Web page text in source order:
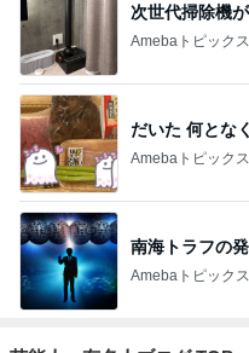
次世代掃除機
Amebaトピックス
だいた 何とな
Amebaトピックス
南海トラフの
Amebaトピックス